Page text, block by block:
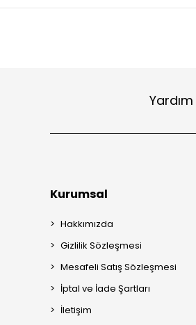
Yardım
Kurumsal
Hakkımızda
Gizlilik Sözleşmesi
Mesafeli Satış Sözleşmesi
İptal ve İade Şartları
İletişim